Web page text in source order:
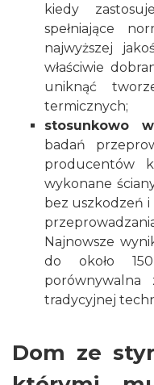
kiedy
spełniające
najwyższej
właściwie
uniknąć
termicznych;
stosunkowo
badań
producentów
wykonane
bez uszkodzeń i
Najnowsze
do około
tradycyjnej
Dom ze